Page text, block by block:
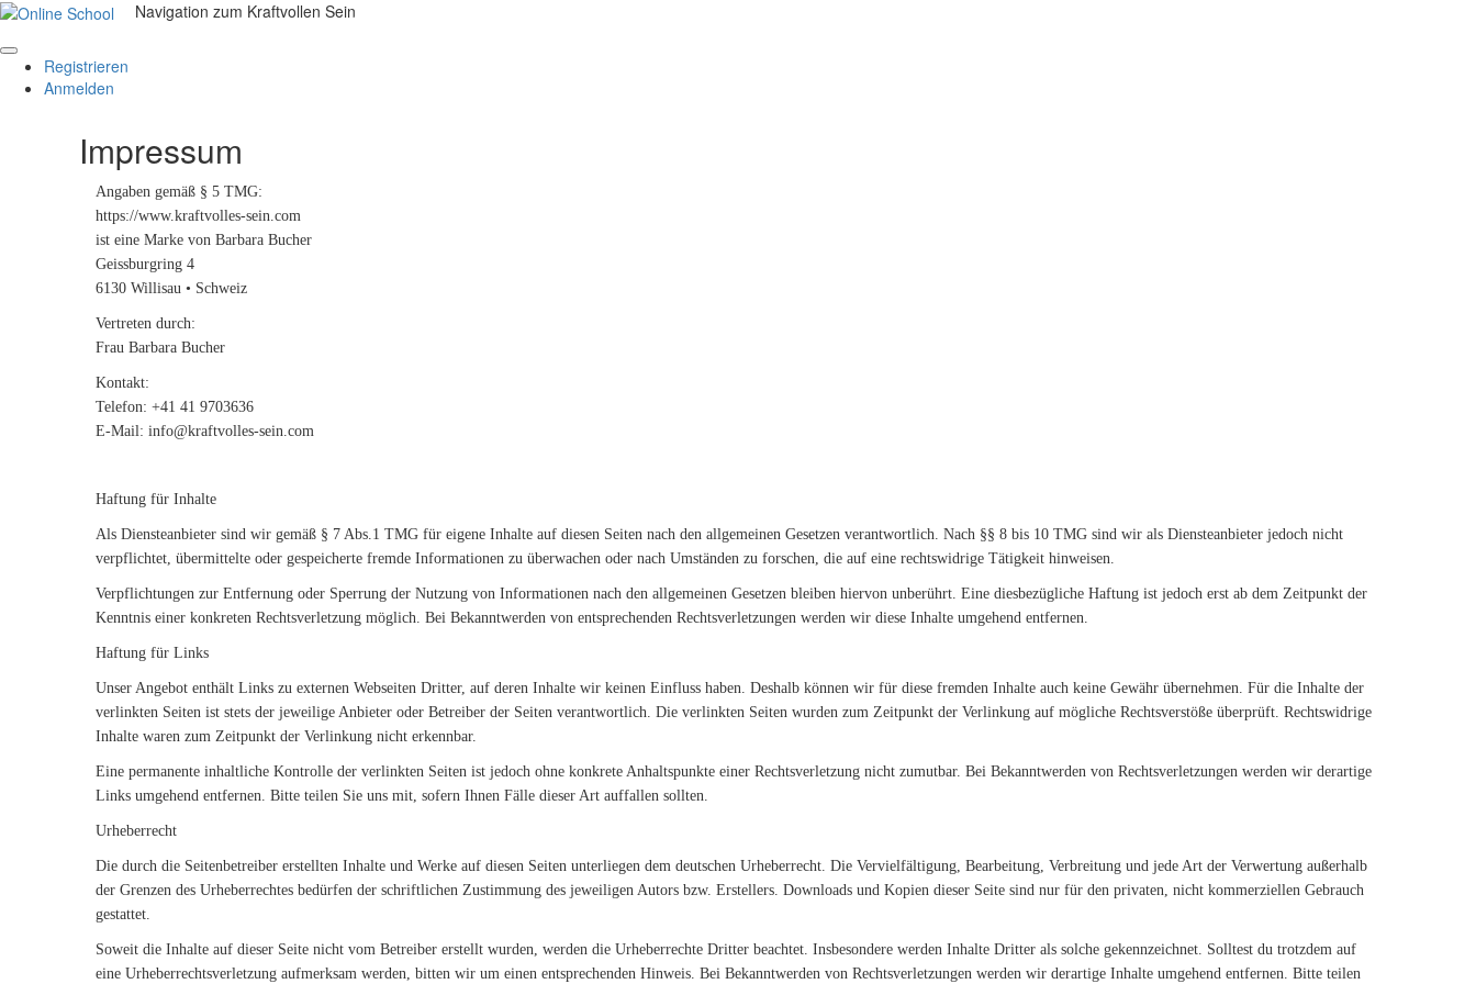
Navigation zum Kraftvollen Sein
Registrieren
Anmelden
Impressum
Angaben gemäß § 5 TMG:
https://www.kraftvolles-sein.com
ist eine Marke von Barbara Bucher
Geissburgring 4
6130 Willisau • Schweiz
Vertreten durch:
Frau Barbara Bucher
Kontakt:
Telefon: +41 41 9703636
E-Mail: info@kraftvolles-sein.com
Haftung für Inhalte
Als Diensteanbieter sind wir gemäß § 7 Abs.1 TMG für eigene Inhalte auf diesen Seiten nach den allgemeinen Gesetzen verantwortlich. Nach §§ 8 bis 10 TMG sind wir als Diensteanbieter jedoch nicht
verpflichtet, übermittelte oder gespeicherte fremde Informationen zu überwachen oder nach Umständen zu forschen, die auf eine rechtswidrige Tätigkeit hinweisen.
Verpflichtungen zur Entfernung oder Sperrung der Nutzung von Informationen nach den allgemeinen Gesetzen bleiben hiervon unberührt. Eine diesbezügliche Haftung ist jedoch erst ab dem Zeitpunkt der
Kenntnis einer konkreten Rechtsverletzung möglich. Bei Bekanntwerden von entsprechenden Rechtsverletzungen werden wir diese Inhalte umgehend entfernen.
Haftung für Links
Unser Angebot enthält Links zu externen Webseiten Dritter, auf deren Inhalte wir keinen Einfluss haben. Deshalb können wir für diese fremden Inhalte auch keine Gewähr übernehmen. Für die Inhalte der
verlinkten Seiten ist stets der jeweilige Anbieter oder Betreiber der Seiten verantwortlich. Die verlinkten Seiten wurden zum Zeitpunkt der Verlinkung auf mögliche Rechtsverstöße überprüft. Rechtswidrige
Inhalte waren zum Zeitpunkt der Verlinkung nicht erkennbar.
Eine permanente inhaltliche Kontrolle der verlinkten Seiten ist jedoch ohne konkrete Anhaltspunkte einer Rechtsverletzung nicht zumutbar. Bei Bekanntwerden von Rechtsverletzungen werden wir derartige
Links umgehend entfernen. Bitte teilen Sie uns mit, sofern Ihnen Fälle dieser Art auffallen sollten.
Urheberrecht
Die durch die Seitenbetreiber erstellten Inhalte und Werke auf diesen Seiten unterliegen dem deutschen Urheberrecht. Die Vervielfältigung, Bearbeitung, Verbreitung und jede Art der Verwertung außerhalb
der Grenzen des Urheberrechtes bedürfen der schriftlichen Zustimmung des jeweiligen Autors bzw. Erstellers. Downloads und Kopien dieser Seite sind nur für den privaten, nicht kommerziellen Gebrauch
gestattet.
Soweit die Inhalte auf dieser Seite nicht vom Betreiber erstellt wurden, werden die Urheberrechte Dritter beachtet. Insbesondere werden Inhalte Dritter als solche gekennzeichnet. Solltest du trotzdem auf
eine Urheberrechtsverletzung aufmerksam werden, bitten wir um einen entsprechenden Hinweis. Bei Bekanntwerden von Rechtsverletzungen werden wir derartige Inhalte umgehend entfernen. Bitte teilen